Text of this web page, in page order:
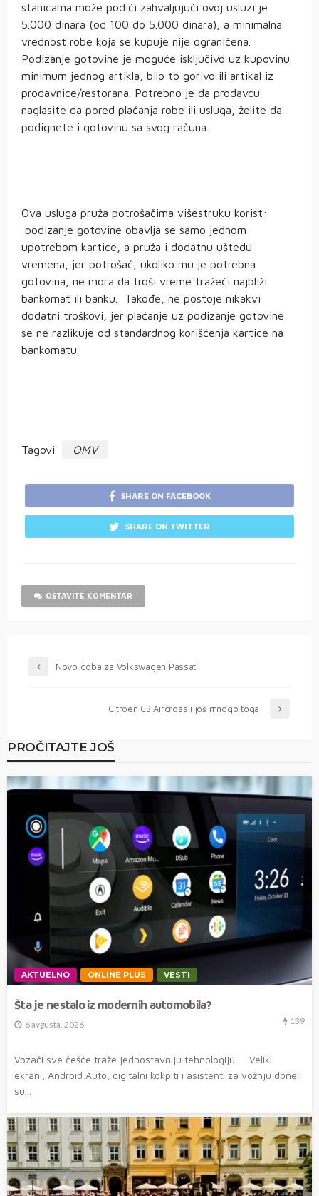
stanicama može podići zahvaljujući ovoj usluzi je
5.000 dinara (od 100 do 5.000 dinara), a minimalna
vrednost robe koja se kupuje nije ograničena.
Podizanje gotovine je moguće isključivo uz kupovinu
minimum jednog artikla, bilo to gorivo ili artikal iz
prodavnice/restorana. Potrebno je da prodavcu
naglasite da pored plaćanja robe ili usluga, želite da
podignete i gotovinu sa svog računa.
Ova usluga pruža potrošačima višestruku korist:
podizanje gotovine obavlja se samo jednom
upotrebom kartice, a pruža i dodatnu uštedu
vremena, jer potrošač, ukoliko mu je potrebna
gotovina, ne mora da troši vreme tražeći najbliži
bankomat ili banku. Takođe, ne postoje nikakvi
dodatni troškovi, jer plaćanje uz podizanje gotovine
se ne razlikuje od standardnog korišćenja kartice na
bankomatu.
Tagovi OMV
SHARE ON FACEBOOK
SHARE ON TWITTER
OSTAVITE KOMENTAR
Novo doba za Volkswagen Passat
Citroen C3 Aircross i još mnogo toga
PROČITAJTE JOŠ
AKTUELNO ONLINE PLUS VESTI
Šta je nestalo iz modernih automobila?
6 avgusta, 2026 139
Vozači sve češće traže jednostavniju tehnologiju Veliki
ekrani, Android Auto, digitalni kokpiti i asistenti za vožnju doneli
su...